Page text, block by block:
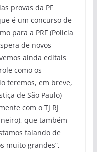
provas da PF
é um concurso de
para a PRF (Polícia
de novos
ainda editais
como os
teremos, em breve,
de São Paulo)
com o TJ RJ
que também
falando de
muito grandes”,